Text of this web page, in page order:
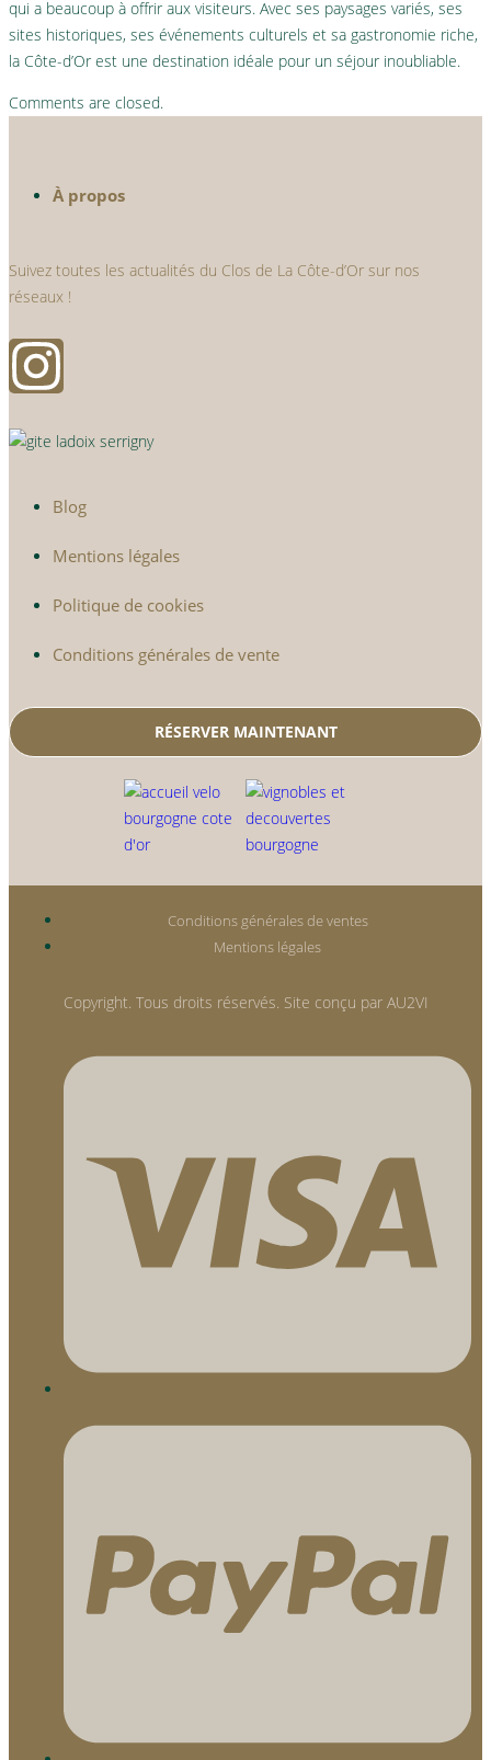
qui a beaucoup à offrir aux visiteurs. Avec ses paysages variés, ses
sites historiques, ses événements culturels et sa gastronomie riche,
la Côte-d’Or est une destination idéale pour un séjour inoubliable.
Comments are closed.
À propos
Suivez toutes les actualités du Clos de La Côte-d’Or sur nos
réseaux !
Blog
Mentions légales
Politique de cookies
Conditions générales de vente
RÉSERVER MAINTENANT
Conditions générales de ventes
Mentions légales
Copyright. Tous droits réservés. Site conçu par AU2VI